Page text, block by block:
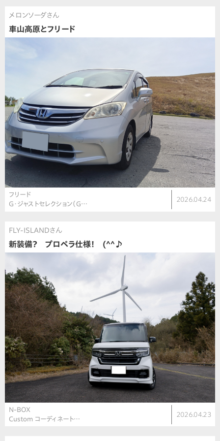
メロンソーダさん
車山高原とフリード
フリード
G・ジャストセレクション（G…
2026.04.24
FLY-ISLANDさん
新装備？ プロペラ仕様！ (^^♪
N-BOX
Custom コーディネート…
2026.04.23